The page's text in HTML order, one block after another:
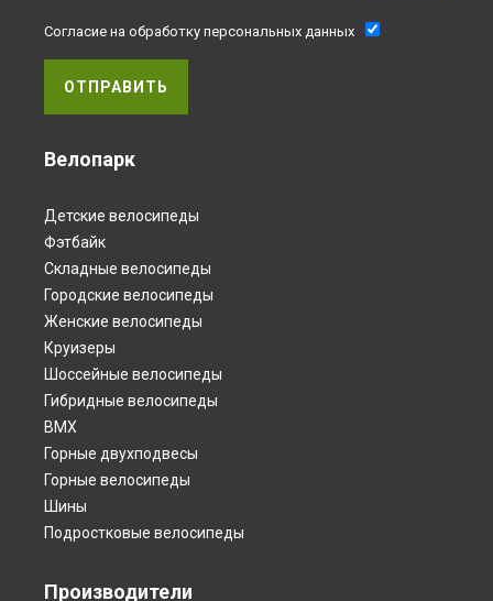
Согласие на обработку персональных данных
ОТПРАВИТЬ
Велопарк
Детские велосипеды
Фэтбайк
Складные велосипеды
Городские велосипеды
Женские велосипеды
Круизеры
Шоссейные велосипеды
Гибридные велосипеды
BMX
Горные двухподвесы
Горные велосипеды
Шины
Подростковые велосипеды
Производители